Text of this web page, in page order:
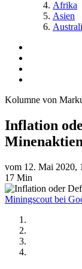
Afrika
Asien
Kolumne von
Inflation
vom 12. Mai 2020,
17 Min
Miningscout bei